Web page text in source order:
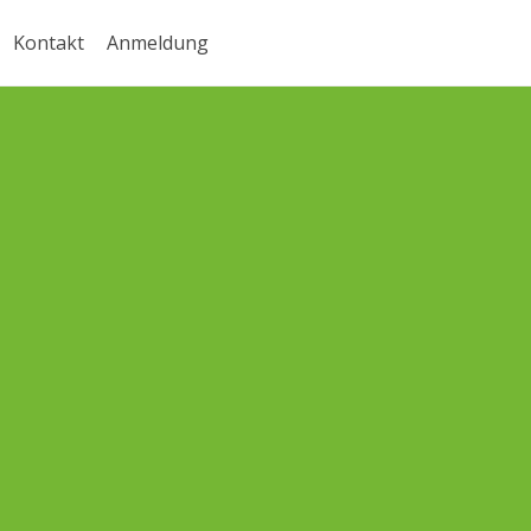
Kontakt Anmeldung